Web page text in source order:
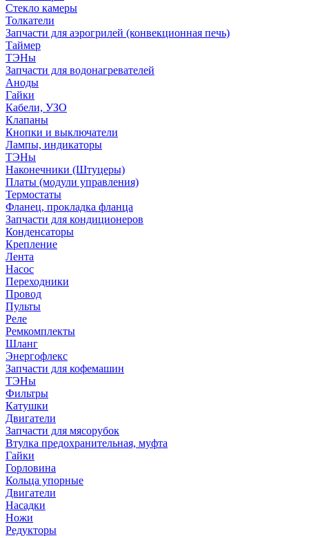
Стекло камеры
Толкатели
Запчасти для аэрогрилей (конвекционная печь)
Таймер
ТЭНы
Запчасти для водонагревателей
Аноды
Гайки
Кабели, УЗО
Клапаны
Кнопки и выключатели
Лампы, индикаторы
ТЭНы
Наконечники (Штуцеры)
Платы (модули управления)
Термостаты
Фланец, прокладка фланца
Запчасти для кондиционеров
Конденсаторы
Крепление
Лента
Насос
Переходники
Провод
Пульты
Реле
Ремкомплекты
Шланг
Энергофлекс
Запчасти для кофемашин
ТЭНы
Фильтры
Катушки
Двигатели
Запчасти для мясорубок
Втулка предохранительная, муфта
Гайки
Горловина
Кольца упорные
Двигатели
Насадки
Ножи
Редукторы